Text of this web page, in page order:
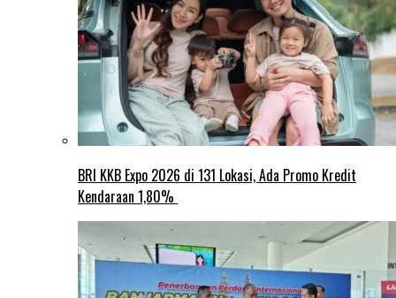
BRI KKB Expo 2026 di 131 Lokasi, Ada Promo Kredit
Kendaraan 1,80%